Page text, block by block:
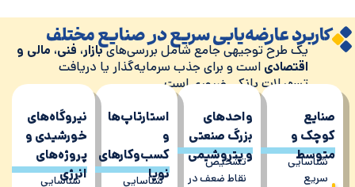
کاربرد عارضه‌یابی سریع در صنایع مختلف
یک طرح توجیهی جامع شامل بررسی‌هایبازار، فنی، مالی و
اقتصادی است و برای جذب سرمایه‌گذار یا دریافت
تسهیلات بانکی ضروری است.
صنایع
کوچک و
متوسط
شناسایی
سریع
واحدهای
بزرگ صنعتی
و پتروشیمی
تشخیص
نقاط ضعف در
استارتاپ‌ها
و
کسب‌وکارهای
نوپا
شناسایی
نیروگاه‌های
خورشیدی و
پروژه‌های
انرژی
شناسایی